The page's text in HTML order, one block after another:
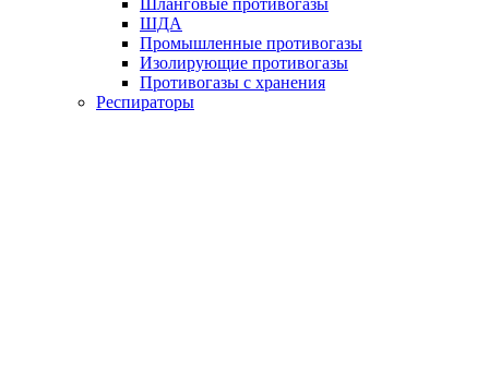
Шланговые противогазы
ШДА
Промышленные противогазы
Изолирующие противогазы
Противогазы с хранения
Респираторы